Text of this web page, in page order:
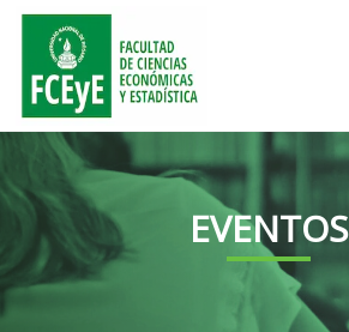
EVENTOS